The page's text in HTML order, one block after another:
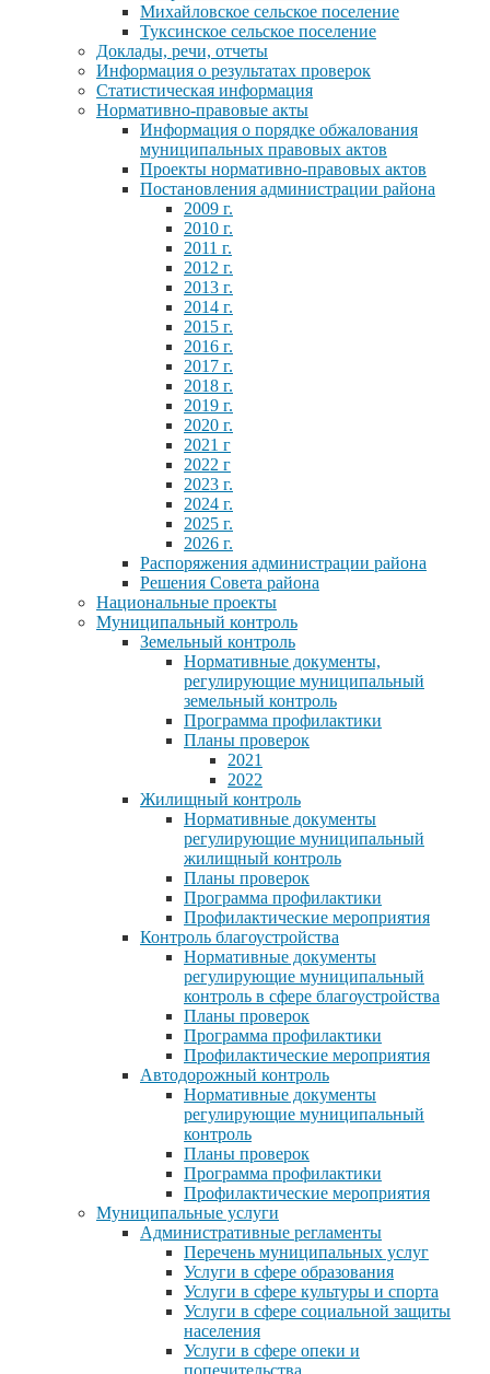
Михайловское сельское поселение
Туксинское сельское поселение
Доклады, речи, отчеты
Информация о результатах проверок
Статистическая информация
Нормативно-правовые акты
Информация о порядке обжалования
муниципальных правовых актов
Проекты нормативно-правовых актов
Постановления администрации района
2009 г.
2010 г.
2011 г.
2012 г.
2013 г.
2014 г.
2015 г.
2016 г.
2017 г.
2018 г.
2019 г.
2020 г.
2021 г
2022 г
2023 г.
2024 г.
2025 г.
2026 г.
Распоряжения администрации района
Решения Совета района
Национальные проекты
Муниципальный контроль
Земельный контроль
Нормативные документы,
регулирующие муниципальный
земельный контроль
Программа профилактики
Планы проверок
2021
2022
Жилищный контроль
Нормативные документы
регулирующие муниципальный
жилищный контроль
Планы проверок
Программа профилактики
Профилактические мероприятия
Контроль благоустройства
Нормативные документы
регулирующие муниципальный
контроль в сфере благоустройства
Планы проверок
Программа профилактики
Профилактические мероприятия
Автодорожный контроль
Нормативные документы
регулирующие муниципальный
контроль
Планы проверок
Программа профилактики
Профилактические мероприятия
Муниципальные услуги
Административные регламенты
Перечень муниципальных услуг
Услуги в сфере образования
Услуги в сфере культуры и спорта
Услуги в сфере социальной защиты
населения
Услуги в сфере опеки и
попечительства